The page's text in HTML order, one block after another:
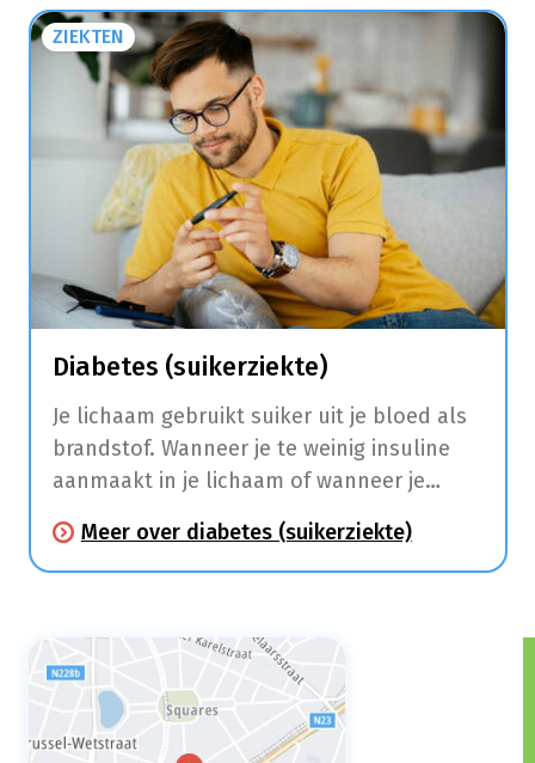
ZIEKTEN
Diabetes (suikerziekte)
Je lichaam gebruikt suiker uit je bloed als
brandstof. Wanneer je te weinig insuline
aanmaakt in je lichaam of wanneer je
beschikbare insuline gaat je lichaam geen
of onvoldoende suiker opnemen uit je
bloed blijft.
Meer over diabetes (suikerziekte)